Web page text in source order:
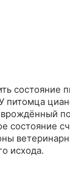
состояние
питомца
врождённый
состояние
исхода.